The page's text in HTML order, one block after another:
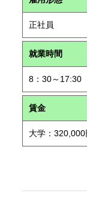
正社員
就業時間
8：30～17:30
賃金
大学：